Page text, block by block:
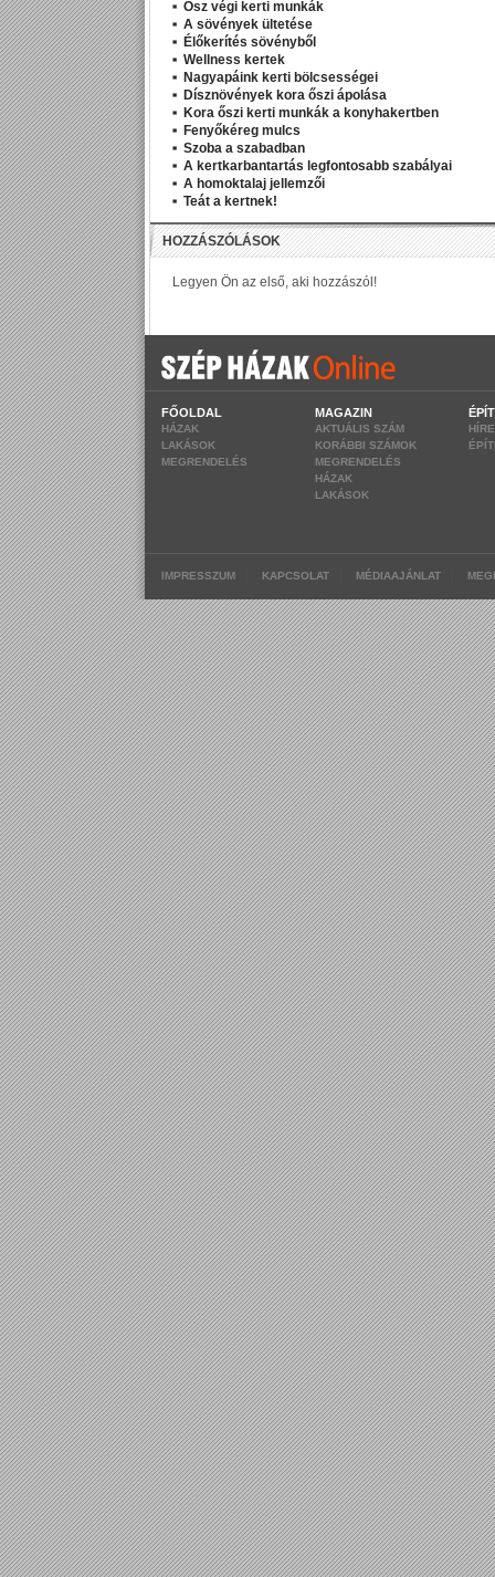
Ősz végi kerti munkák
A sövények ültetése
Élőkerítés sövényből
Wellness kertek
Nagyapáink kerti bölcsességei
Dísznövények kora őszi ápolása
Kora őszi kerti munkák a konyhakertben
Fenyőkéreg mulcs
Szoba a szabadban
A kertkarbantartás legfontosabb szabályai
A homoktalaj jellemzői
Teát a kertnek!
FŐOLDAL
HÁZAK
LAKÁSOK
MEGRENDELÉS
MAGAZIN
AKTUÁLIS SZÁM
KORÁBBI SZÁMOK
MEGRENDELÉS
HÁZAK
LAKÁSOK
IMPRESSZUM KAPCSOLAT MÉDIAAJÁNLAT